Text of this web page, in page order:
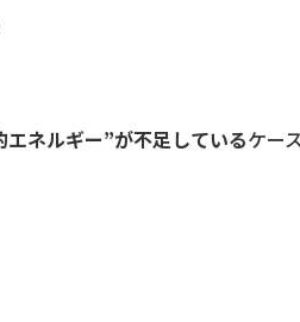
ネルギー”が不足しているケー